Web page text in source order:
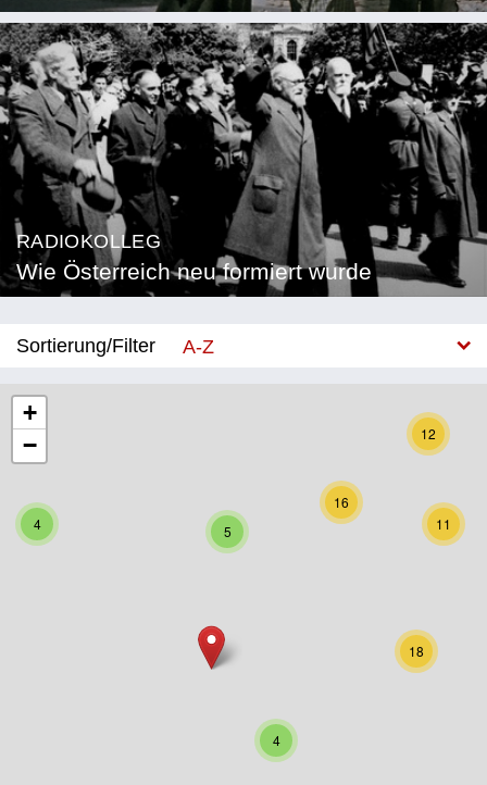
RADIOKOLLEG
Wie Österreich neu formiert wurde
Sortierung/Filter
A-Z
Kärnten
Oberösterreich
Salzburg
4
5
12
16
11
18
4
+
−